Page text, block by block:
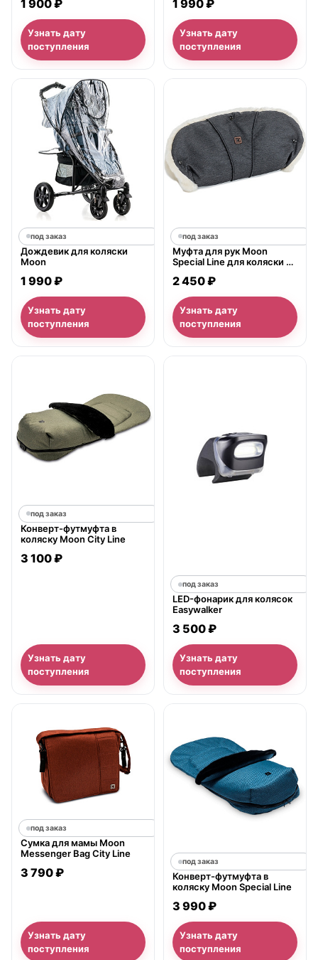
1 900 ₽
Узнать дату
поступления
на коляски Moon
1 990 ₽
Узнать дату
поступления
под заказ
Дождевик для коляски
Moon
1 990 ₽
Узнать дату
поступления
под заказ
Муфта для рук Moon
Special Line для коляски со
2 450 ₽
Узнать дату
поступления
под заказ
Конверт-футмуфта в
коляску Moon City Line
3 100 ₽
Узнать дату
поступления
под заказ
LED-фонарик для колясок
Easywalker
3 500 ₽
Узнать дату
поступления
под заказ
Сумка для мамы Moon
Messenger Bag City Line
3 790 ₽
Узнать дату
поступления
под заказ
Конверт-футмуфта в
коляску Moon Special Line
3 990 ₽
Узнать дату
поступления